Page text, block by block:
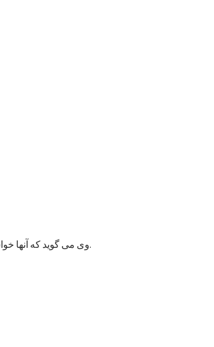
وی می گوید که آنها خواست های زندانیان را به مسئولان پایتخت انتقال داده اند و امیدوارند به این قضیه زودتر رسیدگی شود زیرا ممکن وضعیت بهداشتی شماری از زندانیان خراب شود.